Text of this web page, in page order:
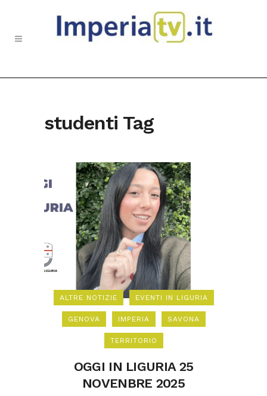
studenti Tag
ALTRE NOTIZIE EVENTI IN LIGURIA
GENOVA IMPERIA SAVONA
TERRITORIO
OGGI IN LIGURIA 25
NOVENBRE 2025